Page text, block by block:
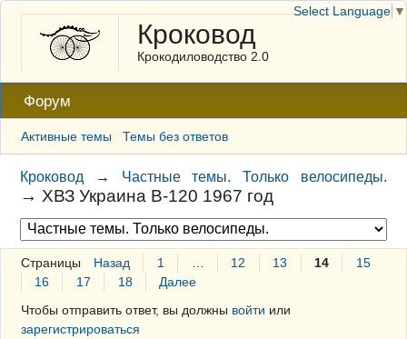
Кроковод
Крокодиловодство 2.0
Форум
Активные темы Темы без ответов
Кроковод → Частные темы. Только велосипеды.
→ ХВЗ Украина В-120 1967 год
Страницы Назад 1 12 13 14
15
16
17 18
Далее
Чтобы отправить ответ, вы должны войти или
зарегистрироваться
Select Language ▼